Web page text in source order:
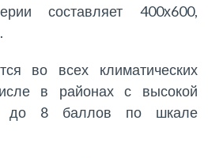
составляет 400х600,
во всех климатических
в районах с высокой
до 8 баллов по шкале